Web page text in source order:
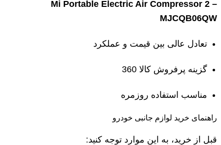
Mi Portable Electric Air Compressor 2 –
MJCQB06QW
تعادل عالی بین قیمت و عملکرد
گزینه پرفروش کالا 360
مناسب استفاده روزمره
راهنمای خرید لوازم جانبی خودرو
قبل از خرید، به این موارد توجه کنید: